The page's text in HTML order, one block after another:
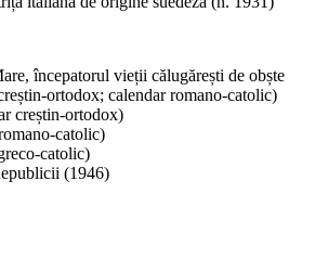
începatorul vieții călugărești de obște
ortodox; calendar romano-catolic)
creștin-ortodox)
catolic)
catolic)
(1946)